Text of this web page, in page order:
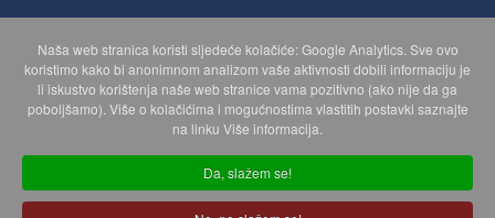
POLITIKA ZAŠTITE PRIVATNOSTI OSOBNIH PODATAKA
MAPA WEBA
Copyright © 2026 Koprivničko - križevačka županija. Sva prava
Naša web stranica koristi sljedeće kolačiće: Google Analytics. Sve ovo
koristimo kako bi anonimnom analizom vaše aktivnosti dobili informaciju je
li iskustvo korištenja naše web stranice vama pozitivno (ako nije da ga
poboljšamo). Više o kolačićima i mogućnostima vlastitih postavki saznajte
na linku Više informacija.
Da, slažem se!